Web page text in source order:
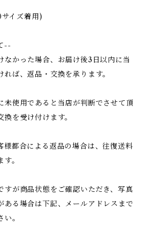
イズ着用)
--
なかった場合、お届け後3日以内に当
ば、返品・交換を承ります。
未使用であると当店が判断でさせて頂
を受け付けます。
様都合による返品の場合は、往復送料
。
すが商品状態をご確認いただき、写真
ある場合は下記、メールアドレスまで
。